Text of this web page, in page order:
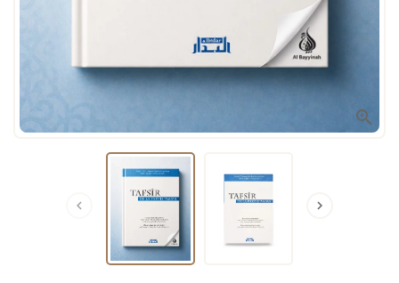

 